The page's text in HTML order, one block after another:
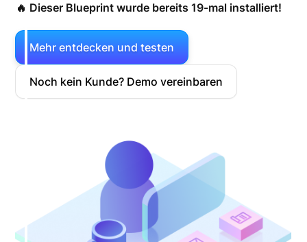
🔥 Dieser Blueprint wurde bereits 19-mal installiert!
Mehr entdecken und testen
Noch kein Kunde? Demo vereinbaren